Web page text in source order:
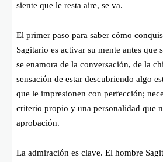
siente que le resta aire, se va.
El primer paso para saber cómo
Sagitario es activar su mente antes que
se enamora de la conversación, de la
sensación de estar descubriendo algo
que le impresionen con perfección;
criterio propio y una personalidad que
aprobación.
La admiración es clave. El hombre